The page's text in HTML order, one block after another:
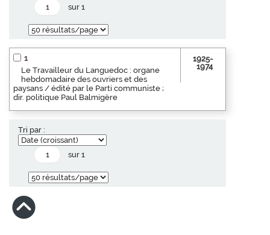
sur 1
1
Le Travailleur du Languedoc : organe
hebdomadaire des ouvriers et des
paysans / édité par le Parti communiste ;
dir. politique Paul Balmigère
1925-
1974
Tri par :
sur 1